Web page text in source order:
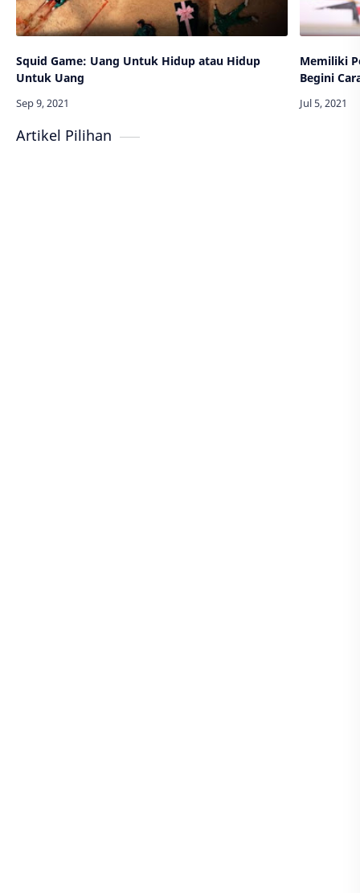
Squid Game: Uang Untuk Hidup atau Hidup
Untuk Uang
Memiliki
Begini
Artikel Pilihan